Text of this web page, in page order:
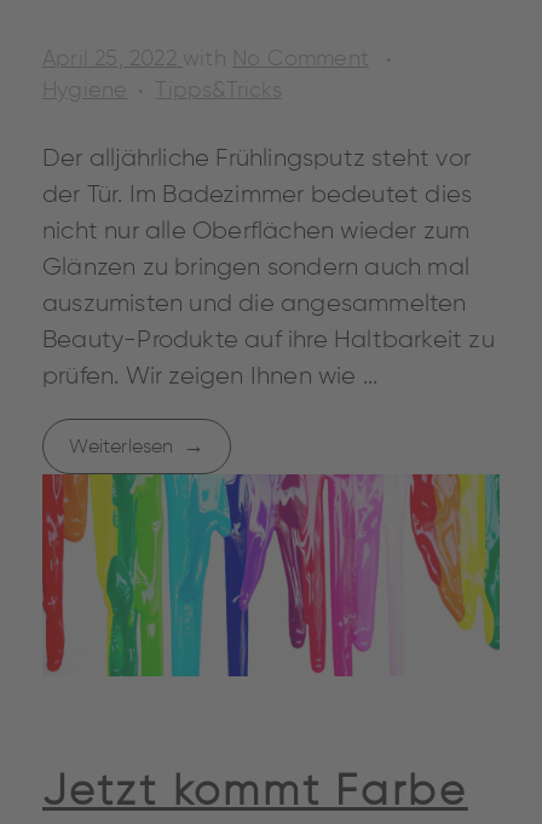
April 25, 2022 with No Comment
Hygiene
Tipps&Tricks
Der alljährliche Frühlingsputz steht vor
der Tür. Im Badezimmer bedeutet dies
nicht nur alle Oberflächen wieder zum
Glänzen zu bringen sondern auch mal
auszumisten und die angesammelten
Beauty-Produkte auf ihre Haltbarkeit zu
prüfen. Wir zeigen Ihnen wie ...
Weiterlesen
Jetzt kommt Farbe